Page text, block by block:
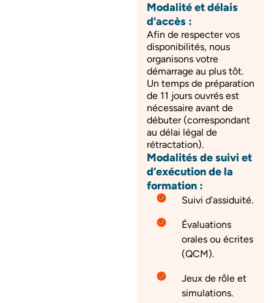
Modalité et délais
d’accès :
Afin de respecter vos
disponibilités, nous
organisons votre
démarrage au plus tôt.
Un temps de préparation
de 11 jours ouvrés est
nécessaire avant de
débuter (correspondant
au délai légal de
rétractation).
Modalités de suivi et
d’exécution de la
formation :
Suivi d'assiduité.
Évaluations
orales ou écrites
(QCM).
Jeux de rôle et
simulations.